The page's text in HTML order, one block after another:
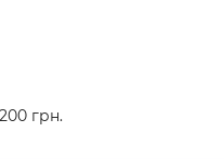
грн.